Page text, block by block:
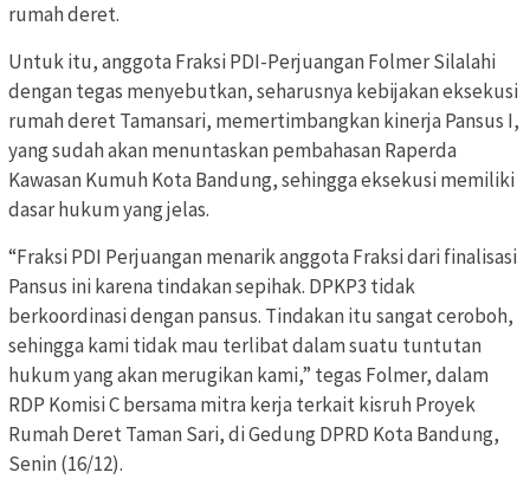
rumah deret.
Untuk itu, anggota Fraksi PDI-Perjuangan Folmer Silalahi
dengan tegas menyebutkan, seharusnya kebijakan eksekusi
rumah deret Tamansari, memertimbangkan kinerja Pansus I,
yang sudah akan menuntaskan pembahasan Raperda
Kawasan Kumuh Kota Bandung, sehingga eksekusi memiliki
dasar hukum yang jelas.
“Fraksi PDI Perjuangan menarik anggota Fraksi dari finalisasi
Pansus ini karena tindakan sepihak. DPKP3 tidak
berkoordinasi dengan pansus. Tindakan itu sangat ceroboh,
sehingga kami tidak mau terlibat dalam suatu tuntutan
hukum yang akan merugikan kami,” tegas Folmer, dalam
RDP Komisi C bersama mitra kerja terkait kisruh Proyek
Rumah Deret Taman Sari, di Gedung DPRD Kota Bandung,
Senin (16/12).